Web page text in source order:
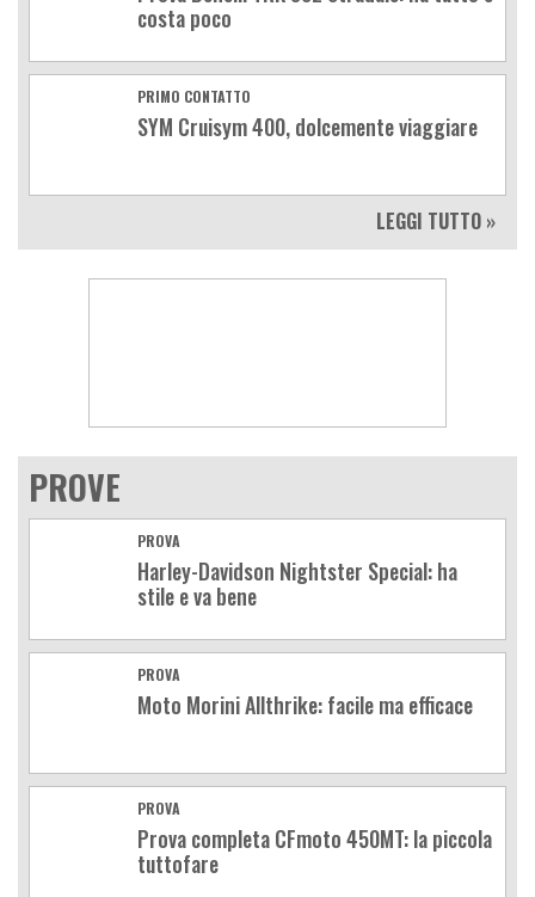
costa poco
PRIMO CONTATTO
SYM Cruisym 400, dolcemente viaggiare
LEGGI TUTTO »
PROVE
PROVA
Harley-Davidson Nightster Special: ha
stile e va bene
PROVA
Moto Morini Allthrike: facile ma efficace
PROVA
Prova completa CFmoto 450MT: la piccola
tuttofare